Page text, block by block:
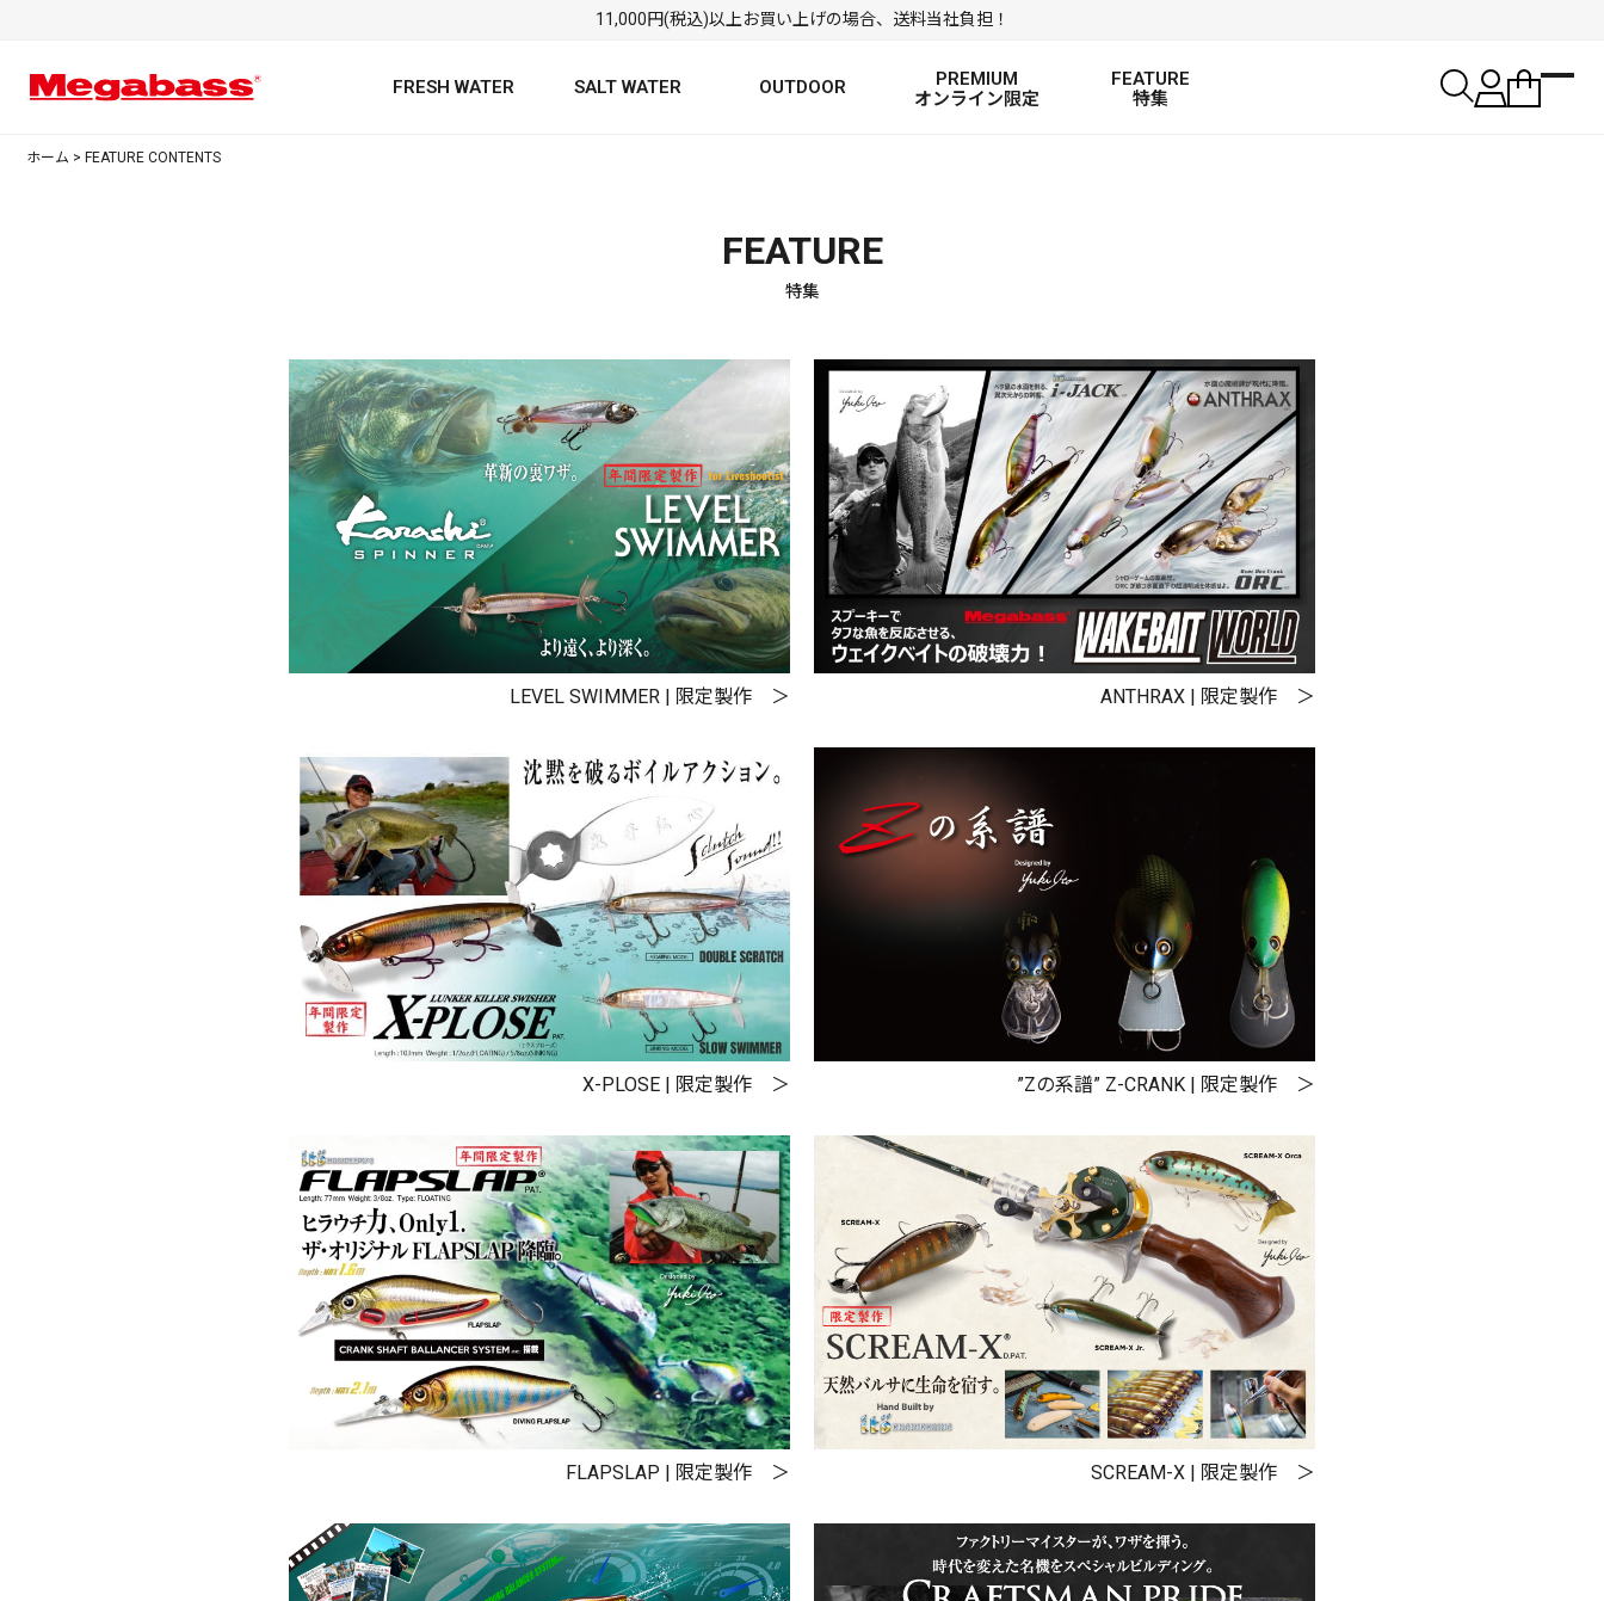
11,000円(税込)以上お買い上げの場合、送料当社負担！
FRESH WATER SALT WATER OUTDOOR
PREMIUM
オンライン限定
FEATURE
特集
カテゴリ
PREMIUM オンライン限定
FRESH WATER SALT WATER
OUTDOOR
～¥
全て
PREMIUM
NEW PRODUCTS
新作
全て
ホーム > FEATURE CONTENTS
FEATURE
特集
LEVEL SWIMMER | 限定製作 ANTHRAX | 限定製作
X-PLOSE | 限定製作 ”Zの系譜” Z-CRANK | 限定製作
FLAPSLAP | 限定製作 SCREAM-X | 限定製作